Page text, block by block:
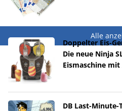
Alle
Doppelter Eis-
Die neue Ninja
Eismaschine
DB Last-Minute-